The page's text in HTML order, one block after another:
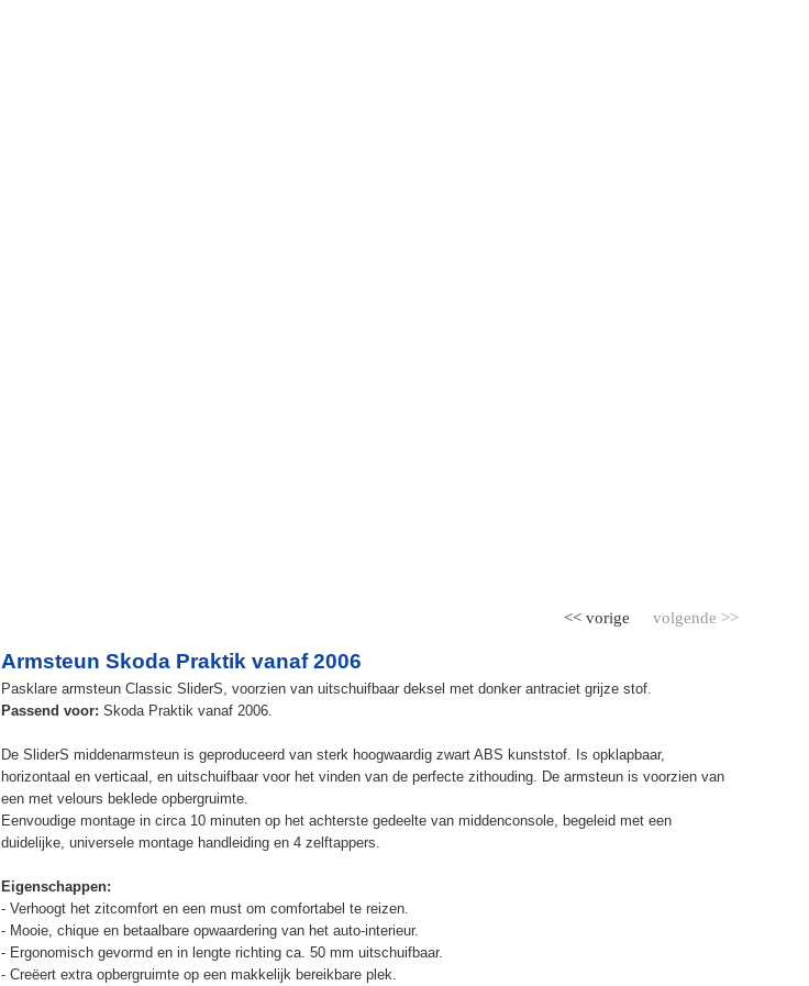
volgende >>
<< vorige
Armsteun Skoda Praktik vanaf 2006
Pasklare armsteun Classic SliderS, voorzien van uitschuifbaar deksel met donker antraciet grijze stof.
Passend voor: Skoda Praktik vanaf 2006.
De SliderS middenarmsteun is geproduceerd van sterk hoogwaardig zwart ABS kunststof. Is opklapbaar,
horizontaal en verticaal, en uitschuifbaar voor het vinden van de perfecte zithouding. De armsteun is voorzien van
een met velours beklede opbergruimte.
Eenvoudige montage in circa 10 minuten op het achterste gedeelte van middenconsole, begeleid met een
duidelijke, universele montage handleiding en 4 zelftappers.
Eigenschappen:
- Verhoogt het zitcomfort en een must om comfortabel te reizen.
- Mooie, chique en betaalbare opwaardering van het auto-interieur.
- Ergonomisch gevormd en in lengte richting ca. 50 mm uitschuifbaar.
- Creëert extra opbergruimte op een makkelijk bereikbare plek.